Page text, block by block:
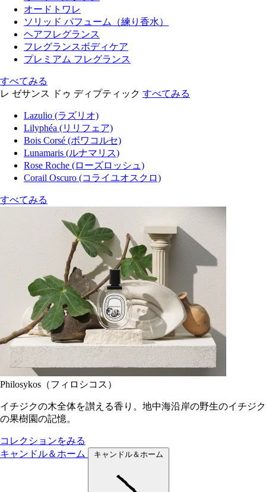
オードトワレ
ソリッド パフューム（練り香水）
ヘアフレグランス
フレグランスボディケア
プレミアム フレグランス
すべてみる
レ ゼサンス ドゥ ディプティック すべてみる
Lazulio (ラズリオ)
Lilyphéa (リリフェア)
Bois Corsé (ボワコルセ)
Lunamaris (ルナマリス)
Rose Roche (ローズロッシュ)
Corail Oscuro (コライユオスクロ)
すべてみる
Philosykos（フィロシコス）
イチジクの木全体を讃える香り。地中海沿岸の野生のイチジク
の果樹園の記憶。
コレクションをみる
キャンドル＆ホーム
キャンドル＆ホーム